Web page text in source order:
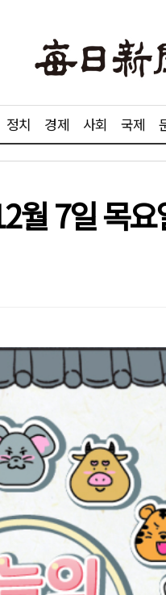
정치 경제 사회 국제
월 7일 목